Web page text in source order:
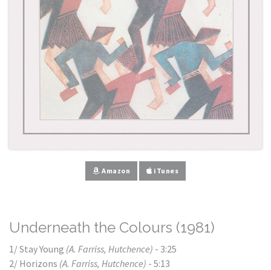
Amazon iTunes
Underneath the Colours (1981)
1/ Stay Young (A. Farriss, Hutchence) - 3:25
2/ Horizons (A. Farriss, Hutchence) - 5:13